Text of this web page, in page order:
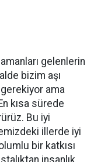
gelenlerin
bizim aşı
ama
kısa sürede
Bu iyi
illerde iyi
bir katkısı
insanlık